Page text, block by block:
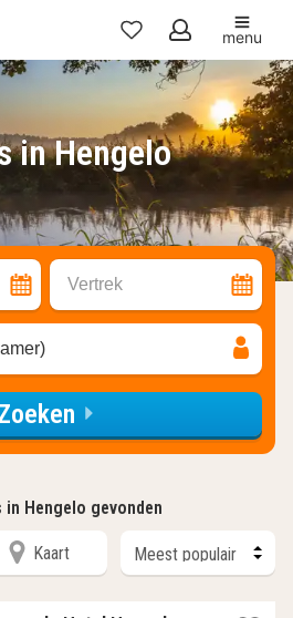
Mijn
favorieten
menu
in Hengelo
Vertrek
in Hengelo gevonden
Kaart